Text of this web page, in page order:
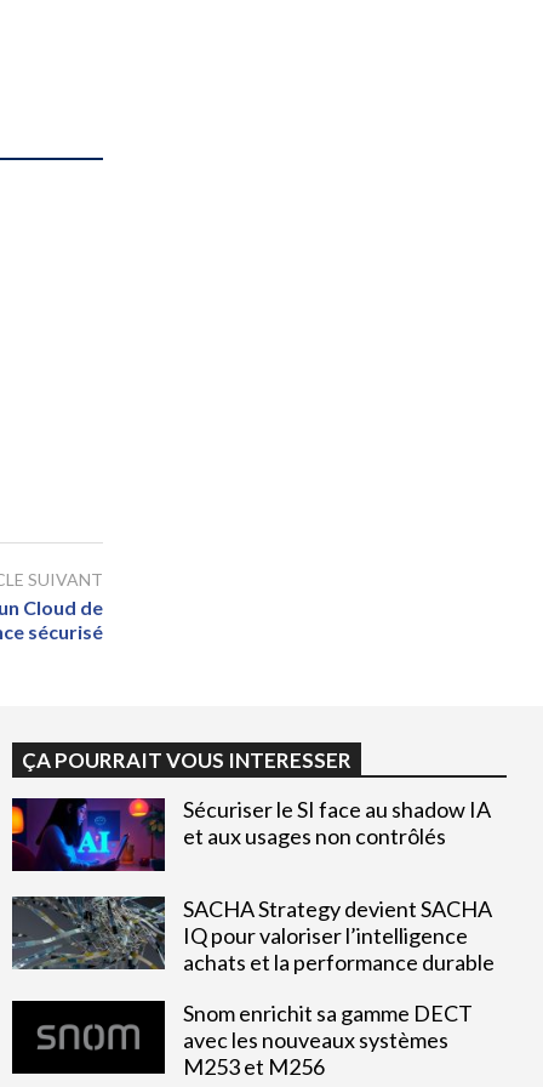
SUIVANT
Cloud de
sécurisé
ÇA POURRAIT VOUS INTERESSER
Sécuriser le SI face au shadow IA
et aux usages non contrôlés
SACHA Strategy devient SACHA
IQ pour valoriser l’intelligence
achats et la performance durable
Snom enrichit sa gamme DECT
avec les nouveaux systèmes
M253 et M256